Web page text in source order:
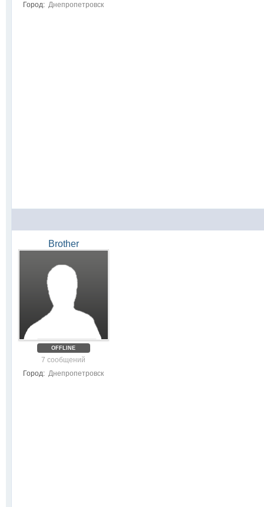
Город: Днепропетровск
Brother
OFFLINE
7 сообщений
Город: Днепропетровск